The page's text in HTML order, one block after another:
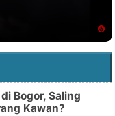
Bogor, Saling
Kawan?